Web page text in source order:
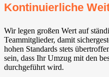
Kontinuierliche
Wir legen großen Wert auf
Teammitglieder, damit
hohen Standards stets
sein, dass Ihr Umzug mit den
durchgeführt wird.